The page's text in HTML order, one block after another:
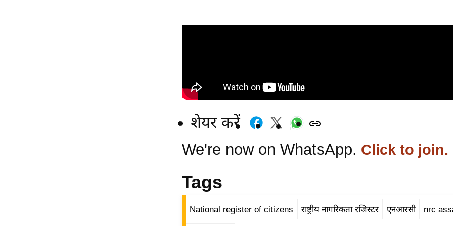
शेयर करें
We're now on WhatsApp. Click to join.
Tags
National register of citizens राष्ट्रीय नागरिकता रजिस्टर एनआरसी nrc